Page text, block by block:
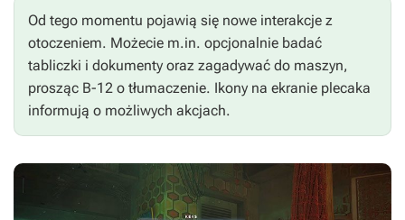
Od tego momentu pojawią się nowe interakcje z
otoczeniem. Możecie m.in. opcjonalnie badać
tabliczki i dokumenty oraz zagadywać do maszyn,
prosząc B-12 o tłumaczenie. Ikony na ekranie plecaka
informują o możliwych akcjach.